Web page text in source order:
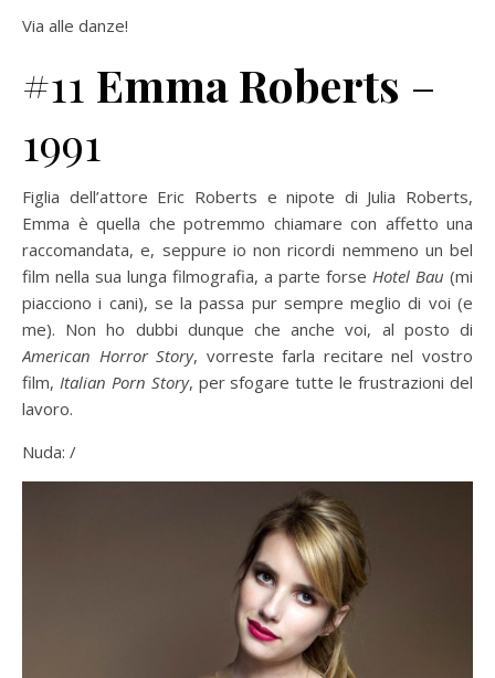
Via alle danze!
#11 Emma Roberts –
1991
Figlia dell’attore Eric Roberts e nipote di Julia Roberts,
Emma è quella che potremmo chiamare con affetto una
raccomandata, e, seppure io non ricordi nemmeno un bel
film nella sua lunga filmografia, a parte forse Hotel Bau (mi
piacciono i cani), se la passa pur sempre meglio di voi (e
me). Non ho dubbi dunque che anche voi, al posto di
American Horror Story, vorreste farla recitare nel vostro
film, Italian Porn Story, per sfogare tutte le frustrazioni del
lavoro.
Nuda: /